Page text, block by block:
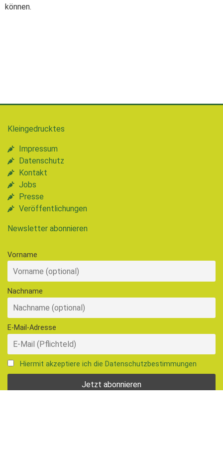
können.
Impressum
Kontakt
Presse
Veröffentlichungen
Newsletter abonnieren
Vorname
E-Mail-Adresse
Hiermit akzeptiere ich die Datenschutzbestimmungen
Follow, like, subscribe